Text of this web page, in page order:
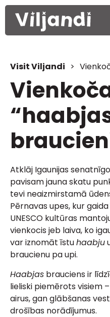
Visit Viljandi >
Atklāj Igaunijas
pavisam jauna skatu
tevi neaizmirstamā
Pērnavas upes, kur
UNESCO kultūras
vienkocis jeb laiva, ko
var iznomāt īstuhaabju
braucienu pa upi.
Haabjas brauciens ir
lieliski piemērots visiem
airus, gan glābšanas
drošības norādījumus.